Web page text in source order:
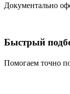
Документально
Быстрый
Помогаем точно